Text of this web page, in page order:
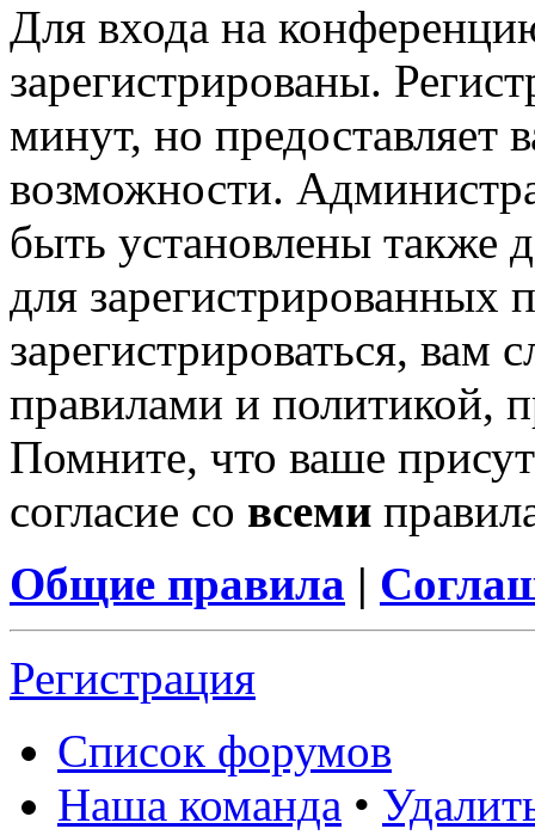
Для входа на
зарегистрированы.
минут, но предоставляет
возможности.
быть установлены также
для зарегистрированных
зарегистрироваться, вам
правилами и политикой,
Помните, что ваше
согласие со всеми
Общие правила |
Регистрация
Список форумов
Наша команда •